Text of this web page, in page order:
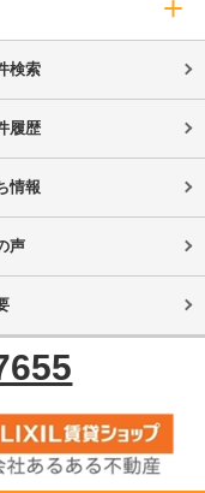
検索
履歴
情報
声